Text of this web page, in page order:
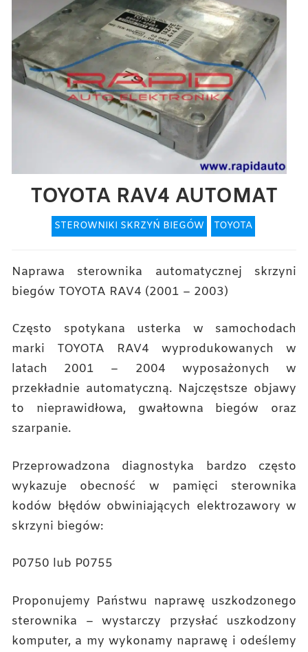
TOYOTA RAV4 AUTOMAT
STEROWNIKI SKRZYŃ BIEGÓW TOYOTA
Naprawa sterownika automatycznej skrzyni
biegów TOYOTA RAV4 (2001 – 2003)
Często spotykana usterka w samochodach
marki TOYOTA RAV4 wyprodukowanych w
latach 2001 – 2004 wyposażonych w
przekładnie automatyczną. Najczęstsze objawy
to nieprawidłowa, gwałtowna biegów oraz
szarpanie.
Przeprowadzona diagnostyka bardzo często
wykazuje obecność w pamięci sterownika
kodów błędów obwiniających elektrozawory w
skrzyni biegów:
P0750 lub P0755
Proponujemy Państwu naprawę uszkodzonego
sterownika – wystarczy przysłać uszkodzony
komputer, a my wykonamy naprawę i odeślemy